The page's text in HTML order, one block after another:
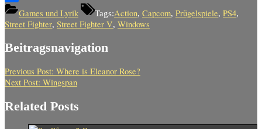
TeilenGames und Lyrik Tags:Action, Capcom, Prügelspiele, PS4,
Street Fighter, Street Fighter V, Windows
Beitragsnavigation
Previous Post: Where is Eleanor Rose?
Next Post: Wingspan
Related Posts